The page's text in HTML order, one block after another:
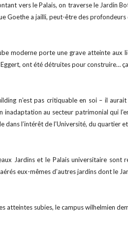
vers le Palais, on traverse le Jardin
Goethe a jailli, peut-être des
moderne porte une grave atteinte aux
ont été détruites pour construire…
n’est pas critiquable en soi – il
inadaptation au secteur patrimonial qui
dans l’intérêt de l’Université, du quartier
Jardins et le Palais universitaire
eux-mêmes d’autres jardins dont le
atteintes subies, le campus wilhelmien